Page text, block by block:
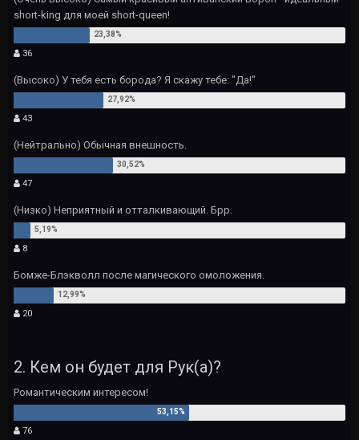
short-king для моей short-queen!
36
(Высоко) У тебя есть борода? Я скажу тебе: "Да!"
43
(Нейтрально) Обычная внешность.
47
(Низко) Неприятный и отталкивающий. Брр.
8
Бомже-Блэкволл после магического омоложения.
20
2. Кем он будет для Рук(а)?
Романтическим интересом!
76